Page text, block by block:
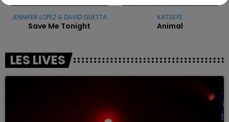
JENNIFER LOPEZ & DAVID GUETTA
Save Me Tonight
KATSEYE
Animal
LES LIVES